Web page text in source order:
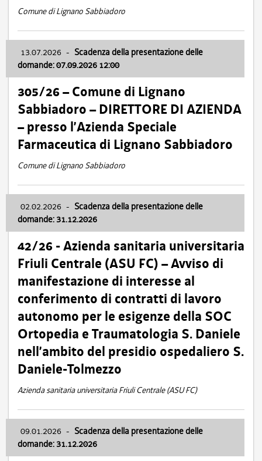
Comune di Lignano Sabbiadoro
13.07.2026 - Scadenza della presentazione delle
domande: 07.09.2026 12:00
305/26 – Comune di Lignano
Sabbiadoro – DIRETTORE DI AZIENDA
– presso l’Azienda Speciale
Farmaceutica di Lignano Sabbiadoro
Comune di Lignano Sabbiadoro
02.02.2026 - Scadenza della presentazione delle
domande: 31.12.2026
42/26 - Azienda sanitaria universitaria
Friuli Centrale (ASU FC) – Avviso di
manifestazione di interesse al
conferimento di contratti di lavoro
autonomo per le esigenze della SOC
Ortopedia e Traumatologia S. Daniele
nell’ambito del presidio ospedaliero S.
Daniele-Tolmezzo
Azienda sanitaria universitaria Friuli Centrale (ASU FC)
09.01.2026 - Scadenza della presentazione delle
domande: 31.12.2026